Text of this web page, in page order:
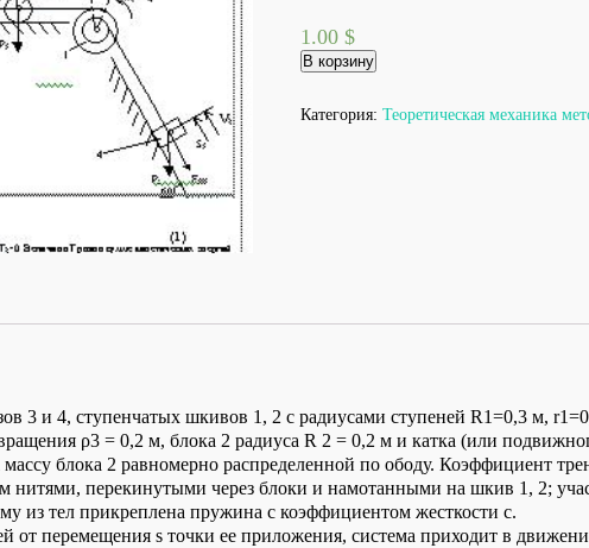
1.00 $
Количество
товара
вариант
В корзину
Категория: Теоретическая механика
3 и 4, ступенчатых шкивов 1, 2 с радиусами ступеней R1=0,3 м,
ρ3 = 0,2 м, блока 2 радиуса R 2 = 0,2 м и катка (или
блока 2 равномерно распределенной по ободу. Коэффициент
нитями, перекинутыми через блоки и намотанными на шкив 1, 2;
из тел прикреплена пружина с коэффициентом жесткости с.
от перемещения s точки ее приложения, система приходит в